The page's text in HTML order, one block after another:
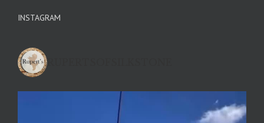
INSTAGRAM